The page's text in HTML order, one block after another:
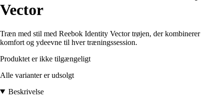
Vector
Træn med stil med Reebok Identity Vector trøjen, der kombinerer
komfort og ydeevne til hver træningssession.
Produktet er ikke tilgængeligt
Alle varianter er udsolgt
Beskrivelse